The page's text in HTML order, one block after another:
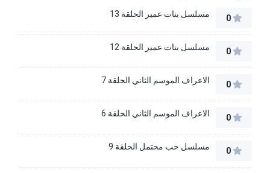
0 مسلسل بنات عمير الحلقة 13
0 مسلسل بنات عمير الحلقة 12
0 الاعراف الموسم الثاني الحلقة 7
0 الاعراف الموسم الثاني الحلقة 6
0 مسلسل حب محتمل الحلقة 9